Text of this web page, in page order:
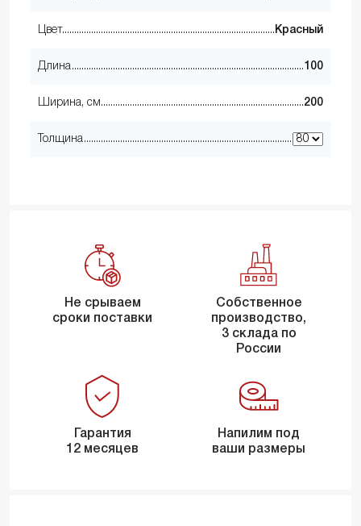
Цвет Красный
Длина 100
Ширина, см 200
Толщина
Не срываем
сроки поставки
Собственное
производство,
3 склада по
России
Гарантия
12 месяцев
Напилим под
ваши размеры